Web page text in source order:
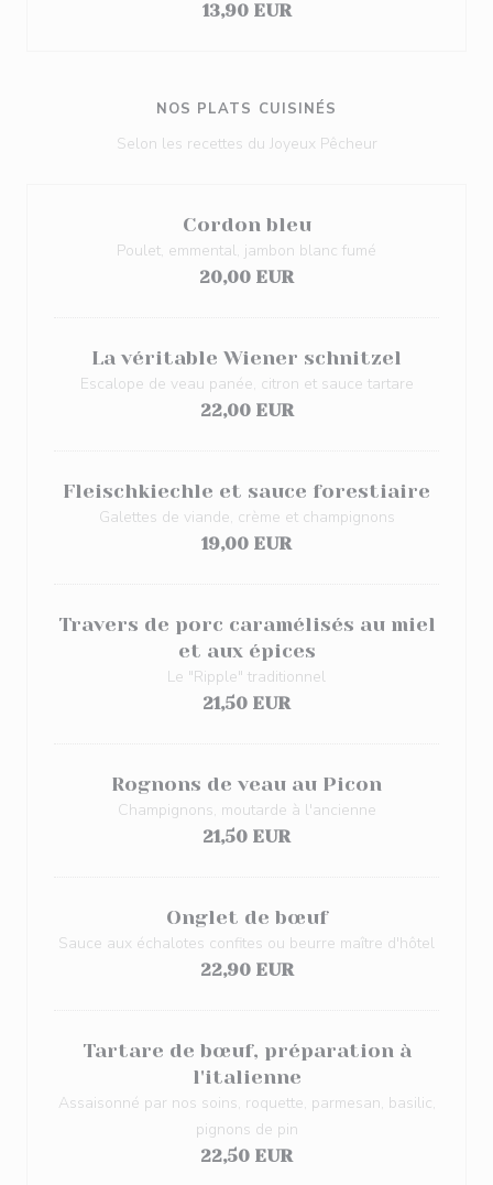
13,90 EUR
NOS PLATS CUISINÉS
Selon les recettes du Joyeux Pêcheur
Cordon bleu
Poulet, emmental, jambon blanc fumé
20,00 EUR
La véritable Wiener schnitzel
Escalope de veau panée, citron et sauce tartare
22,00 EUR
Fleischkiechle et sauce forestiaire
Galettes de viande, crème et champignons
19,00 EUR
Travers de porc caramélisés au miel
et aux épices
Le "Ripple" traditionnel
21,50 EUR
Rognons de veau au Picon
Champignons, moutarde à l'ancienne
21,50 EUR
Onglet de bœuf
Sauce aux échalotes confites ou beurre maître d'hôtel
22,90 EUR
Tartare de bœuf, préparation à
l'italienne
Assaisonné par nos soins, roquette, parmesan, basilic,
pignons de pin
22,50 EUR